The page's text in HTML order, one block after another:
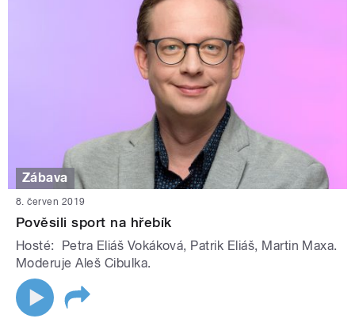
Zábava
8. červen 2019
Pověsili sport na hřebík
Hosté: Petra Eliáš Vokáková, Patrik Eliáš, Martin Maxa.
Moderuje Aleš Cibulka.